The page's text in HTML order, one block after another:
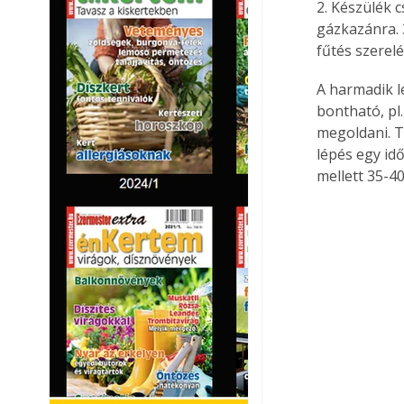
2. Készülék
fűtés
A harmadik
bontható,
megoldani.
lépés egy
mellett 35-